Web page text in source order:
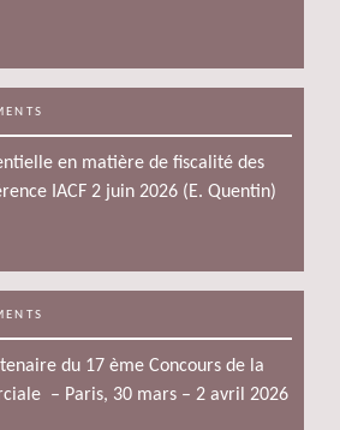
en matière de fiscalité des
IACF 2 juin 2026 (E. Quentin)
du 17 ème Concours de la
– Paris, 30 mars – 2 avril 2026